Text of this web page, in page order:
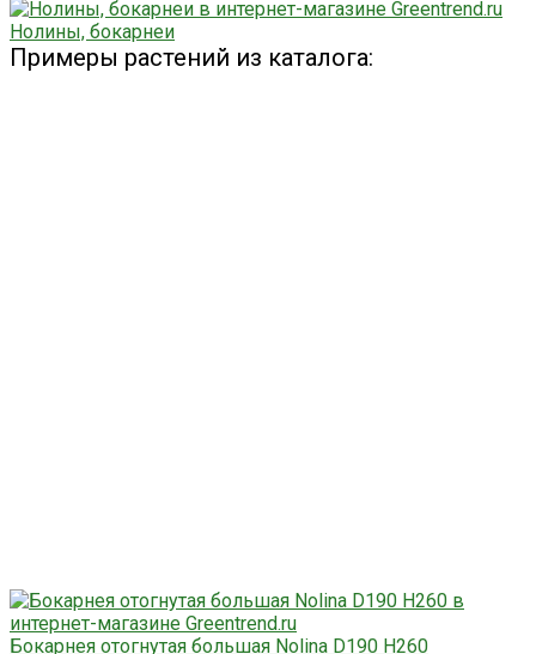
Нолины, бокарнеи
Примеры растений из каталога:
Бокарнея отогнутая большая Nolina D190 H260